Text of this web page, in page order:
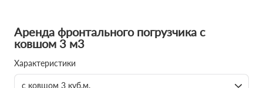
Аренда фронтального погрузчика с
ковшом 3 м3
Характеристики
с ковшом 3 куб.м.